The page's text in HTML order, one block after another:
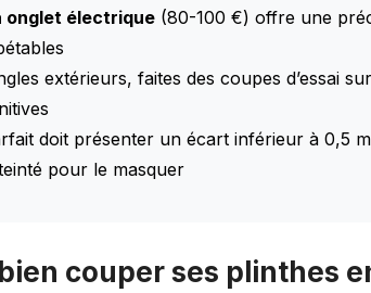
onglet électrique (80-100 €) offre une
extérieurs, faites des coupes d’essai
doit présenter un écart inférieur à 0,5
pour le masquer
couper ses plinthes